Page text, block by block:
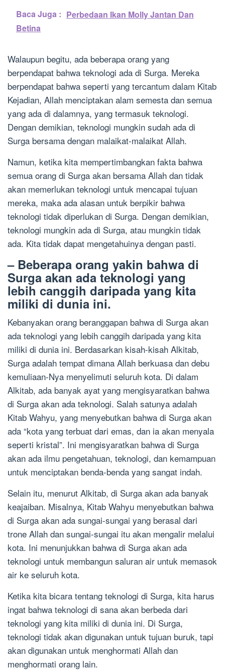
Baca Juga : Perbedaan Ikan Molly Jantan Dan
Betina
Walaupun begitu, ada beberapa orang yang
berpendapat bahwa teknologi ada di Surga. Mereka
berpendapat bahwa seperti yang tercantum dalam Kitab
Kejadian, Allah menciptakan alam semesta dan semua
yang ada di dalamnya, yang termasuk teknologi.
Dengan demikian, teknologi mungkin sudah ada di
Surga bersama dengan malaikat-malaikat Allah.
Namun, ketika kita mempertimbangkan fakta bahwa
semua orang di Surga akan bersama Allah dan tidak
akan memerlukan teknologi untuk mencapai tujuan
mereka, maka ada alasan untuk berpikir bahwa
teknologi tidak diperlukan di Surga. Dengan demikian,
teknologi mungkin ada di Surga, atau mungkin tidak
ada. Kita tidak dapat mengetahuinya dengan pasti.
– Beberapa orang yakin bahwa di
Surga akan ada teknologi yang
lebih canggih daripada yang kita
miliki di dunia ini.
Kebanyakan orang beranggapan bahwa di Surga akan
ada teknologi yang lebih canggih daripada yang kita
miliki di dunia ini. Berdasarkan kisah-kisah Alkitab,
Surga adalah tempat dimana Allah berkuasa dan debu
kemuliaan-Nya menyelimuti seluruh kota. Di dalam
Alkitab, ada banyak ayat yang mengisyaratkan bahwa
di Surga akan ada teknologi. Salah satunya adalah
Kitab Wahyu, yang menyebutkan bahwa di Surga akan
ada “kota yang terbuat dari emas, dan ia akan menyala
seperti kristal”. Ini mengisyaratkan bahwa di Surga
akan ada ilmu pengetahuan, teknologi, dan kemampuan
untuk menciptakan benda-benda yang sangat indah.
Selain itu, menurut Alkitab, di Surga akan ada banyak
keajaiban. Misalnya, Kitab Wahyu menyebutkan bahwa
di Surga akan ada sungai-sungai yang berasal dari
trone Allah dan sungai-sungai itu akan mengalir melalui
kota. Ini menunjukkan bahwa di Surga akan ada
teknologi untuk membangun saluran air untuk memasok
air ke seluruh kota.
Ketika kita bicara tentang teknologi di Surga, kita harus
ingat bahwa teknologi di sana akan berbeda dari
teknologi yang kita miliki di dunia ini. Di Surga,
teknologi tidak akan digunakan untuk tujuan buruk, tapi
akan digunakan untuk menghormati Allah dan
menghormati orang lain.